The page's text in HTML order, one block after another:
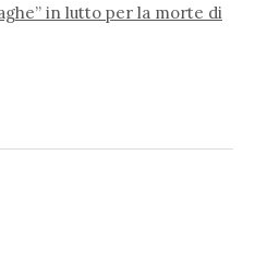
in lutto per la morte di